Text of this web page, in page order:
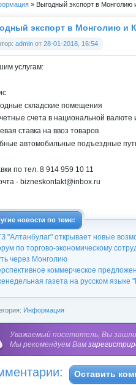
» Выгодный экспорт в Монголию
рекламыэкспорт в Монголию и
admin от 28-01-2018, 16:54
услугам:
складские помещения
счета в национальной валюте
ставка на ввоз товаров
автомобильные подъездные
по тел. 8 914 959 10 11
- bizneskontakt@inbox.ru
новости по теме:
"Алтанбулаг" открывает новые
по торгово-экономическому
через Монголию
коммерческое
газета на русском
Информация
Уважаемый посетитель, Вы зашли
Мы рекомендуем Вам
Оставить